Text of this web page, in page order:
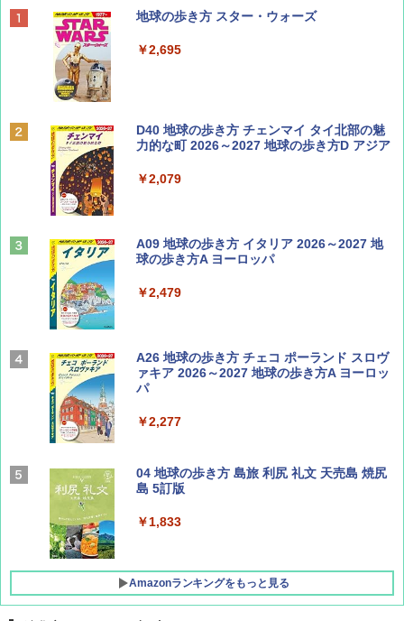
BE-PAL(ビ-パル) 2026年 10 月号【特別付録:
BE-PAL(ビ-パル) 2026年 9 月号【特別付録:
SOTO ミニマル"旅"財布 ランダム2種】
￥1,500
ディズニーファン ２０２６年 ９月号 [雑
誌] (ＤＩＳＮＥＹ ＦＡＮ)
￥713
山と溪谷 2026年8月号「南アルプス大全」
￥1,540
サライ 2026年 9月号 [雑誌]
地球の歩き方 スター・ウォーズ
￥2,695
D40 地球の歩き方 チェンマイ タイ北部の魅
力的な町 2026～2027 地球の歩き方D アジア
￥2,079
A09 地球の歩き方 イタリア 2026～2027 地
球の歩き方A ヨーロッパ
￥2,479
A26 地球の歩き方 チェコ ポーランド スロヴ
ァキア 2026～2027 地球の歩き方A ヨーロッ
パ
￥2,277
04 地球の歩き方 島旅 利尻 礼文 天売島 焼尻
島 5訂版
￥1,833
Amazonランキングをもっと見る